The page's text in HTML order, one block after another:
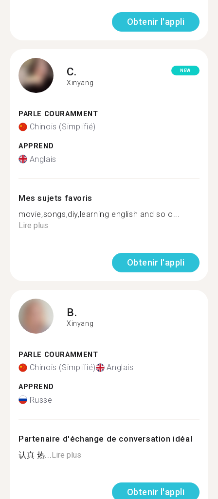
Obtenir l'appli
C.
Xinyang
NEW
PARLE COURAMMENT
Chinois (Simplifié)
APPREND
Anglais
Mes sujets favoris
movie,songs,diy,learning english and so o...
Lire plus
Obtenir l'appli
B.
Xinyang
PARLE COURAMMENT
Chinois (Simplifié) Anglais
APPREND
Russe
Partenaire d'échange de conversation idéal
认真 热... Lire plus
Obtenir l'appli